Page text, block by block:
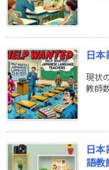
日
現状
教師
日
語教